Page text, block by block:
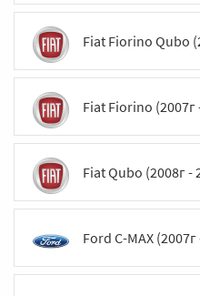
Fiat Fiorino Qubo
Fiat Fiorino (2007г
Fiat Qubo (2008г -
Ford C-MAX (2007г